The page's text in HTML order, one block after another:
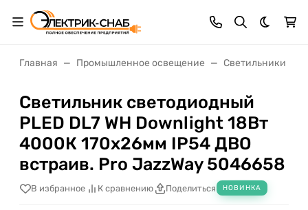
Темная
Главная Промышленное освещение Светильники
Светильник светодиодный
PLED DL7 WH Downlight 18Вт
4000К 170х26мм IP54 ДВО
встраив. Pro JazzWay 5046658
В избранное К сравнению Поделиться НОВИНКА